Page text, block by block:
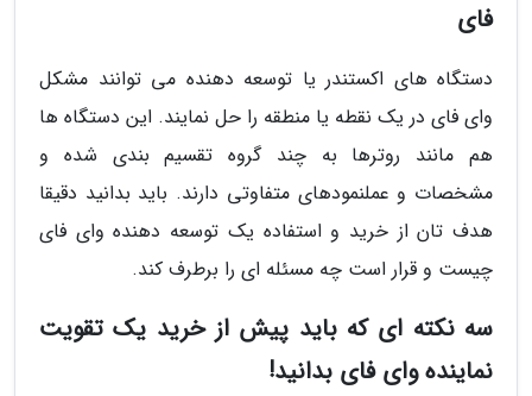
فای
دستگاه های اکستندر یا توسعه دهنده می توانند مشکل
وای فای در یک نقطه یا منطقه را حل نمایند. این دستگاه ها
هم مانند روترها به چند گروه تقسیم بندی شده و
مشخصات و عملنمودهای متفاوتی دارند. باید بدانید دقیقا
هدف تان از خرید و استفاده یک توسعه دهنده وای فای
چیست و قرار است چه مسئله ای را برطرف کند.
سه نکته ای که باید پیش از خرید یک تقویت
نماینده وای فای بدانید!